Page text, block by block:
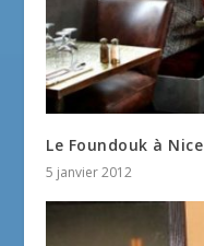
Le Foundouk à Nice
5 janvier 2012